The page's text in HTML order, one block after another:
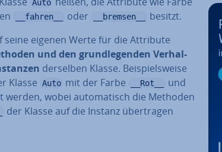
Auto
__fahren__ oder __bremsen__
besitzt.
seine eigenen Werte für die Attribute
und den grund­le­gen­den Ver­hal­
derselben Klasse. Bei­spiels­wei­se
Klasse Auto mit der Farbe __Rot__
und
werden, wobei au­to­ma­tisch die Methoden
der Klasse auf die Instanz über­tra­gen